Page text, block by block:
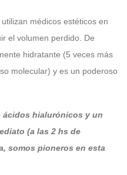
médicos estéticos en
el volumen perdido. De
hidratante (5 veces más
molecular) y es un poderoso
ácidos hialurónicos y un
(a las 2 hs de
somos pioneros en esta